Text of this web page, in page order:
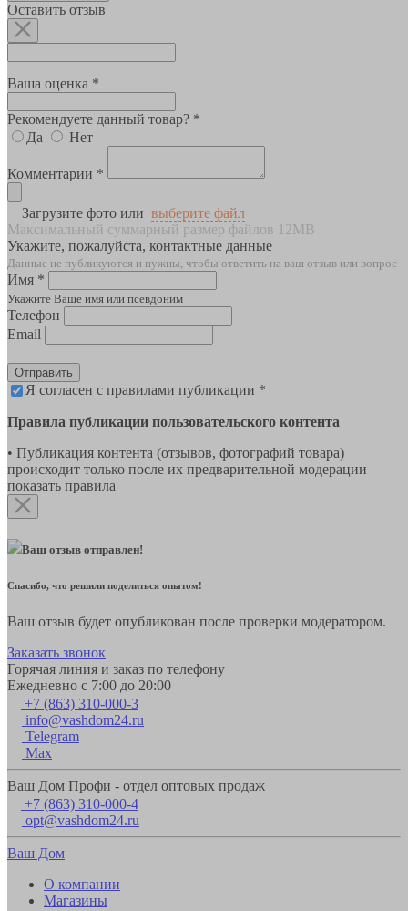
Оставить отзыв
Ваша оценка *
Рекомендуете данный товар? *
Да
Нет
Комментарии *
Загрузите фото или выберите файл
Максимальный суммарный размер файлов 12MB
Укажите, пожалуйста, контактные данные
Данные не публикуются и нужны, чтобы ответить на ваш отзыв или вопрос
Имя *
Укажите Ваше имя или псевдоним
Телефон
Email
Отправить
Я согласен с правилами публикации *
Правила публикации пользовательского контента
• Публикация контента (отзывов, фотографий товара)
происходит только после их предварительной модерации
показать правила
Ваш отзыв отправлен!
Спасибо, что решили поделиться опытом!
Ваш отзыв будет опубликован после проверки модератором.
Заказать звонок
Горячая линия и заказ по телефону
Ежедневно с 7:00 до 20:00
+7 (863) 310-000-3
info@vashdom24.ru
Telegram
Max
Ваш Дом Профи - отдел оптовых продаж
+7 (863) 310-000-4
opt@vashdom24.ru
Ваш Дом
О компании
Магазины